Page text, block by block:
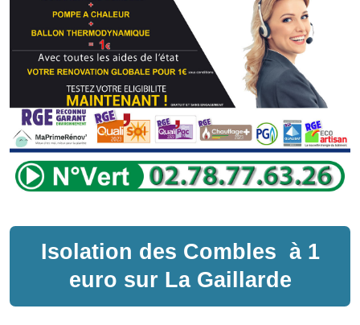
Isolation des Combles à 1
euro sur La Gaillarde